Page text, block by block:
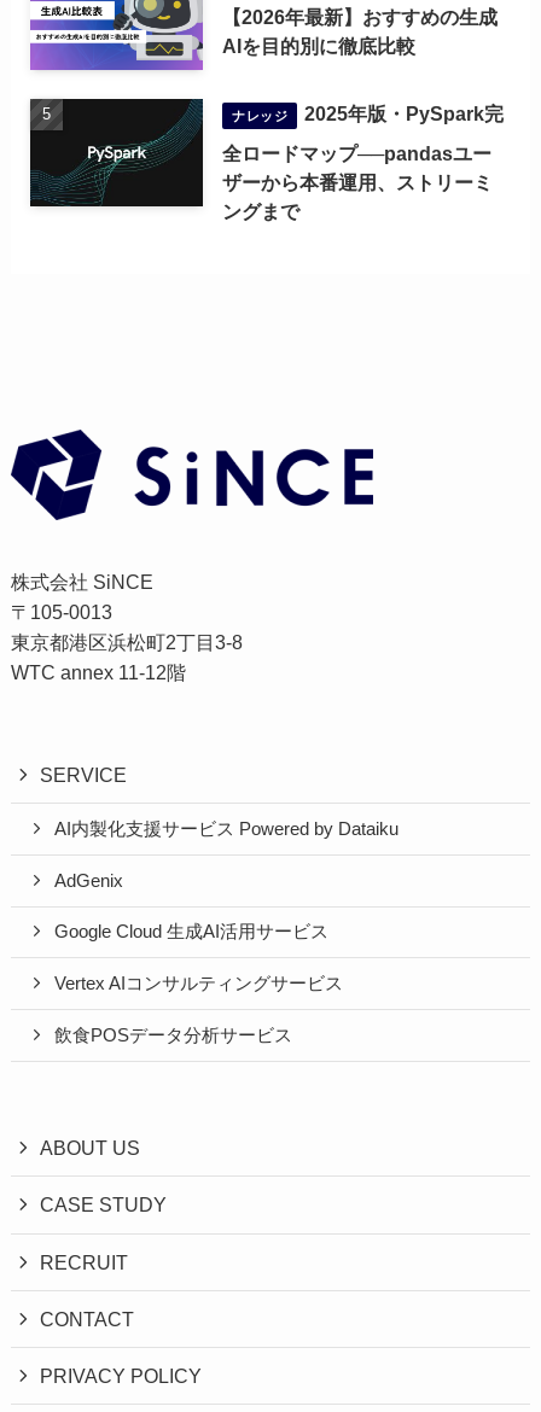
【2026年最新】おすすめの生成
AIを目的別に徹底比較
ナレッジ
2025年版・PySpark完
全ロードマップ──pandasユー
ザーから本番運用、ストリーミ
ングまで
株式会社 SiNCE
〒105-0013
東京都港区浜松町2丁目3-8
WTC annex 11-12階
SERVICE
AI内製化支援サービス Powered by Dataiku
AdGenix
Google Cloud 生成AI活用サービス
Vertex AIコンサルティングサービス
飲食POSデータ分析サービス
ABOUT US
CASE STUDY
RECRUIT
CONTACT
PRIVACY POLICY